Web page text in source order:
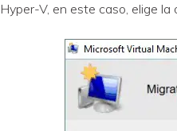
Hyper-V, en este caso, elige